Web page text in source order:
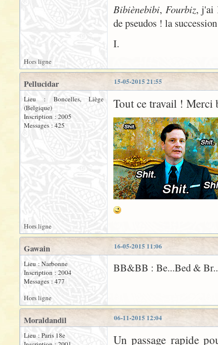
Bibiènebibi, Fourbiz, j'ai
de pseudos ! la
I.
Hors ligne
15-05-2015 21:55
Pellucidar
Lieu : Boncelles, Liège
(Belgique)
Inscription : 2005
Messages : 425
Tout ce travail ! Merci
Hors ligne
16-05-2015 11:06
Gawain
Lieu : Narbonne
Inscription : 2004
Messages : 477
BB&BB : Be...Bed &
Hors ligne
06-11-2015 12:04
Moraldandil
Lieu : Paris 18e
Un passage rapide